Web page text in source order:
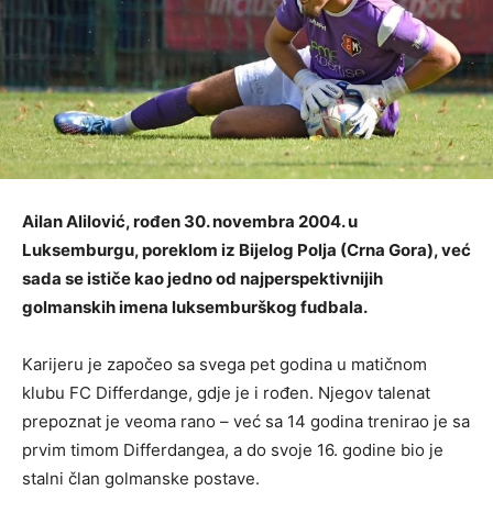
Ailan Alilović, rođen 30. novembra 2004. u
Luksemburgu, poreklom iz Bijelog Polja (Crna Gora), već
sada se ističe kao jedno od najperspektivnijih
golmanskih imena luksemburškog fudbala.
Karijeru je započeo sa svega pet godina u matičnom
klubu FC Differdange, gdje je i rođen. Njegov talenat
prepoznat je veoma rano – već sa 14 godina trenirao je sa
prvim timom Differdangea, a do svoje 16. godine bio je
stalni član golmanske postave.